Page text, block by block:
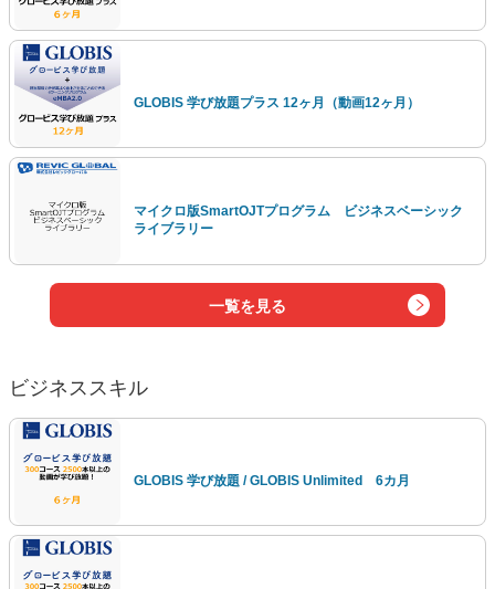
GLOBIS 学び放題プラス 12ヶ月（動画12ヶ月）
マイクロ版SmartOJTプログラム ビジネスベーシック
ライブラリー
一覧を見る
ビジネススキル
GLOBIS 学び放題 / GLOBIS Unlimited 6カ月